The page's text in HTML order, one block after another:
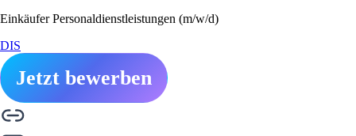
Einkäufer Personaldienstleistungen (m/w/d)
DIS
Jetzt bewerben